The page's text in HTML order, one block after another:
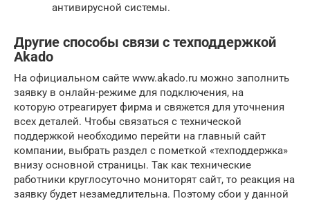
антивирусной системы.
Другие способы связи с техподдержкой
Akado
На официальном сайте www.akado.ru можно заполнить
заявку в онлайн-режиме для подключения, на
которую отреагирует фирма и свяжется для уточнения
всех деталей. Чтобы связаться с технической
поддержкой необходимо перейти на главный сайт
компании, выбрать раздел с пометкой «техподдержка»
внизу основной страницы. Так как технические
работники круглосуточно мониторят сайт, то реакция на
заявку будет незамедлительна. Поэтому сбои у данной